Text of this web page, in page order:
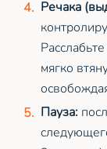
Речака
мягко
Пауза: